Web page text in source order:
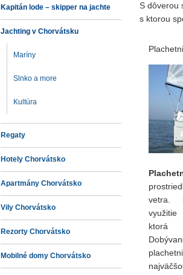
Kapitán lode – skipper na jachte
Jachting v Chorvátsku
Maríny
Slnko a more
Kultúra
Regaty
Hotely Chorvátsko
Apartmány Chorvátsko
Vily Chorvátsko
Rezorty Chorvátsko
Mobilné domy Chorvátsko
S dôverou
s ktorou
vetra.
ktorá